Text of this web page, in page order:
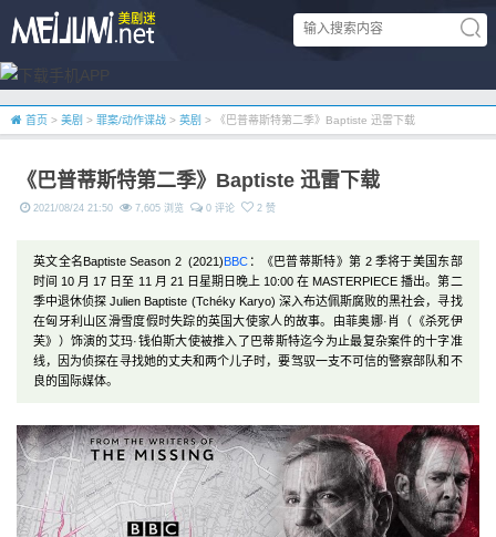
首页 > 美剧 > 罪案/动作谍战 > 英剧 > 《巴普蒂斯特第二季》Baptiste 迅雷下载
《巴普蒂斯特第二季》Baptiste 迅雷下载
2021/08/24 21:50 7,605 浏览 0 评论 2 赞
英文全名Baptiste Season 2 (2021)BBC ：《巴普蒂斯特》第 2 季将于美国东部
时间 10 月 17 日至 11 月 21 日星期日晚上 10:00 在 MASTERPIECE 播出。第二
季中退休侦探 Julien Baptiste (Tchéky Karyo) 深入布达佩斯腐败的黑社会，寻找
在匈牙利山区滑雪度假时失踪的英国大使家人的故事。由菲奥娜·肖（《杀死伊
芙》）饰演的艾玛·钱伯斯大使被推入了巴蒂斯特迄今为止最复杂案件的十字准
线，因为侦探在寻找她的丈夫和两个儿子时，要驾驭一支不可信的警察部队和不
良的国际媒体。